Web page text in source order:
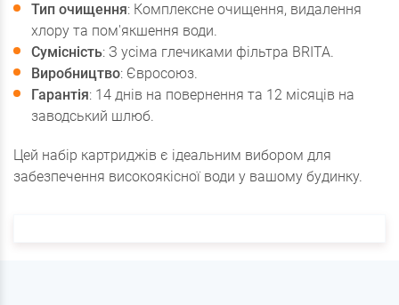
Тип очищення: Комплексне очищення, видалення
хлору та пом'якшення води.
Сумісність: З усіма глечиками фільтра BRITA.
Виробництво: Євросоюз.
Гарантія: 14 днів на повернення та 12 місяців на
заводський шлюб.
Цей набір картриджів є ідеальним вибором для
забезпечення високоякісної води у вашому будинку.